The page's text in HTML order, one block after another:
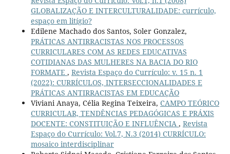
GLOBALIZAÇÃO E INTERCULTURALIDADE: currículo,
espaço em litígio?
Edilene Machado dos Santos, Soler Gonzalez,
PRÁTICAS ANTIRRACISTAS NOS PROCESSOS
CURRICULARES COM AS REDES EDUCATIVAS
COTIDIANAS DAS MULHERES NA BACIA DO RIO
FORMATE , Revista Espaço do Currículo: v. 15 n. 1
(2022): CURRÍCULOS, INTERSECCIONALIDADES E
PRÁTICAS ANTIRRACISTAS EM EDUCAÇÃO
Viviani Anaya, Célia Regina Teixeira, CAMPO TEÓRICO
CURRICULAR, TENDÊNCIAS PEDAGÓGICAS E PRÁXIS
DOCENTE: CONSTITUIÇÃO E INFLUÊNCIA , Revista
Espaço do Currículo: Vol.7, N.3 (2014) CURRÍCULO:
mosaico interdisciplinar